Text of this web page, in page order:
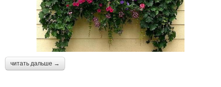
читать дальше →